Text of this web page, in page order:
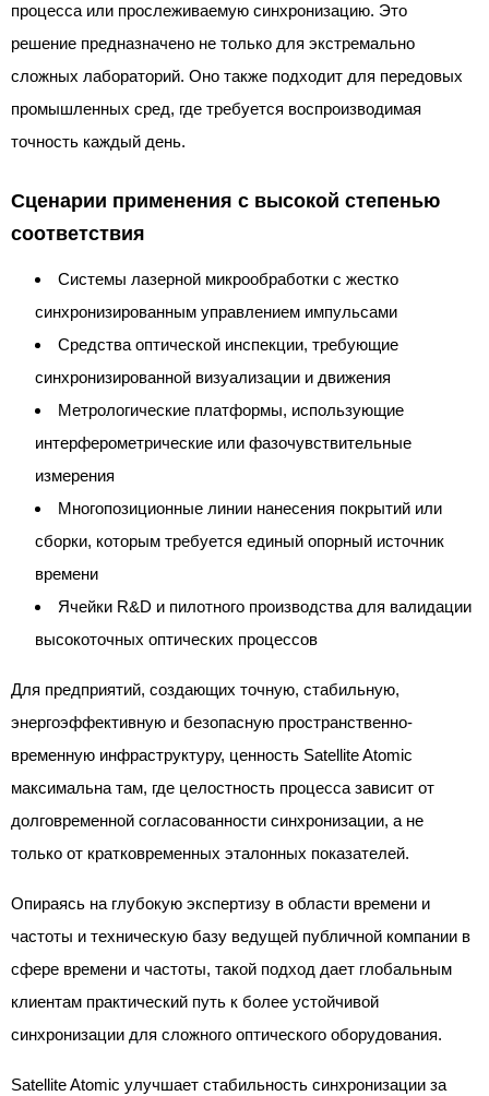
процесса или прослеживаемую синхронизацию. Это
решение предназначено не только для экстремально
сложных лабораторий. Оно также подходит для передовых
промышленных сред, где требуется воспроизводимая
точность каждый день.
Сценарии применения с высокой степенью
соответствия
Системы лазерной микрообработки с жестко
синхронизированным управлением импульсами
Средства оптической инспекции, требующие
синхронизированной визуализации и движения
Метрологические платформы, использующие
интерферометрические или фазочувствительные
измерения
Многопозиционные линии нанесения покрытий или
сборки, которым требуется единый опорный источник
времени
Ячейки R&D и пилотного производства для валидации
высокоточных оптических процессов
Для предприятий, создающих точную, стабильную,
энергоэффективную и безопасную пространственно-
временную инфраструктуру, ценность Satellite Atomic
максимальна там, где целостность процесса зависит от
долговременной согласованности синхронизации, а не
только от кратковременных эталонных показателей.
Опираясь на глубокую экспертизу в области времени и
частоты и техническую базу ведущей публичной компании в
сфере времени и частоты, такой подход дает глобальным
клиентам практический путь к более устойчивой
синхронизации для сложного оптического оборудования.
Satellite Atomic улучшает стабильность синхронизации за